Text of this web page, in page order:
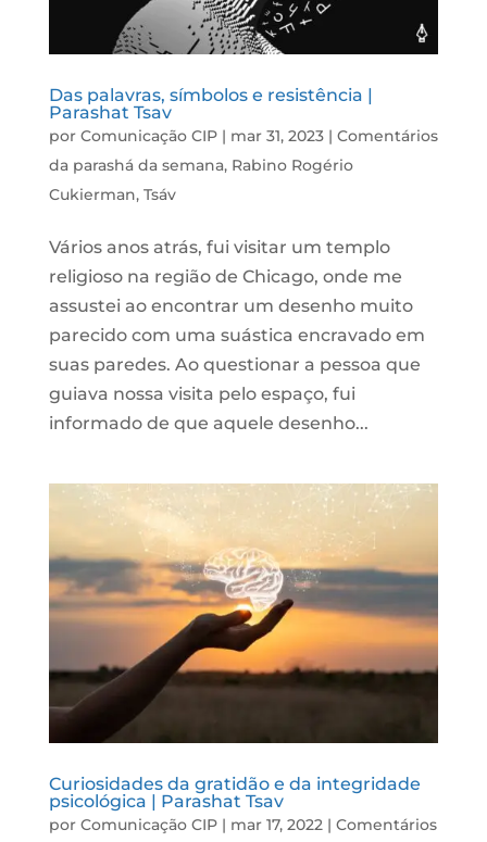
Das palavras, símbolos e resistência |
Parashat Tsav
por Comunicação CIP| mar 31, 2023| Comentários
da parashá da semana, Rabino Rogério
Cukierman, Tsáv
Vários anos atrás, fui visitar um templo
religioso na região de Chicago, onde me
assustei ao encontrar um desenho muito
parecido com uma suástica encravado em
suas paredes. Ao questionar a pessoa que
guiava nossa visita pelo espaço, fui
informado de que aquele desenho...
Curiosidades da gratidão e da integridade
psicológica | Parashat Tsav
por Comunicação CIP| mar 17, 2022 | Comentários